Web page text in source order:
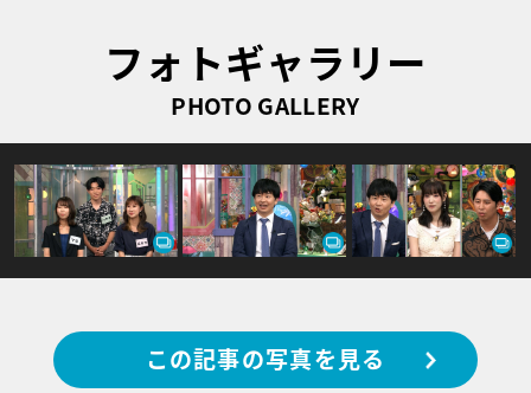
フォトギャラリー
PHOTO GALLERY
この記事の写真を見る